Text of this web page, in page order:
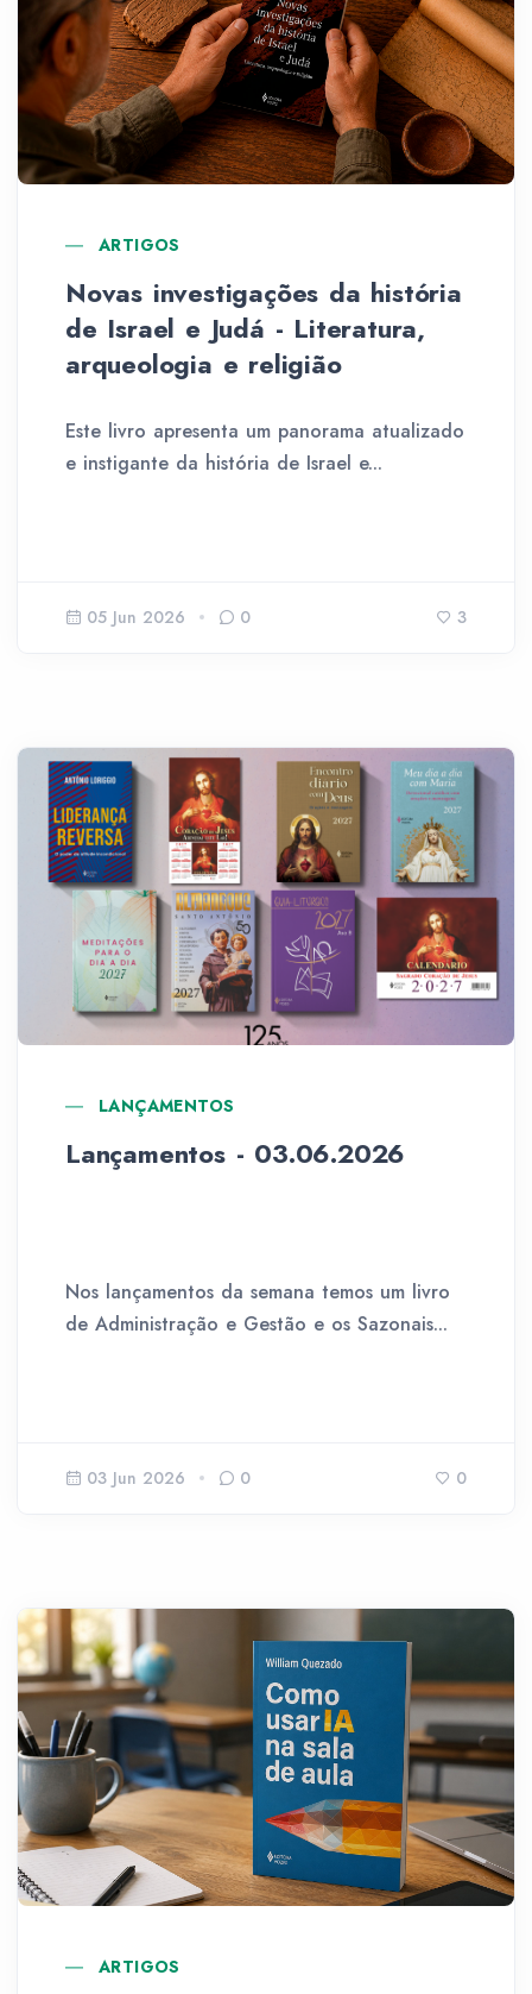
ARTIGOS
Novas investigações da história
de Israel e Judá - Literatura,
arqueologia e religião
Este livro apresenta um panorama atualizado
e instigante da história de Israel e...
05 Jun 2026 0 3
LANÇAMENTOS
Lançamentos - 03.06.2026
Nos lançamentos da semana temos um livro
de Administração e Gestão e os Sazonais...
03 Jun 2026 0 0
ARTIGOS